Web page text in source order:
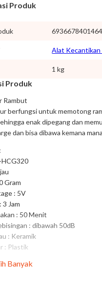
Produk
6936678401464
Alat Kecantikan
1 kg
Produk
Rambut
berfungsi untuk memotong
enak dipegang dan
dan bisa dibawa kemana
Gram
: 5V
3 Jam
: 50 Menit
: dibawah 50dB
: Keramik
: Plastik
: Banyak